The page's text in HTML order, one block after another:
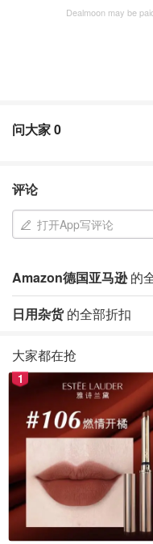
Dealmoon may be
问大家0
评论
打开App写评论
Amazon德国亚马逊的
日用杂货的全部折扣
大家都在抢
1